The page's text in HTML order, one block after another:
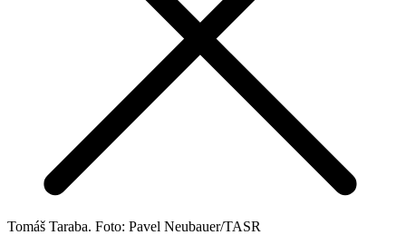
Tomáš Taraba. Foto: Pavel Neubauer/TASR